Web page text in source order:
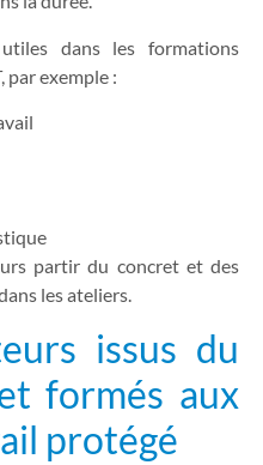
dans les formations
par exemple :
partir du concret et des
les ateliers.
issus du
formés aux
protégé